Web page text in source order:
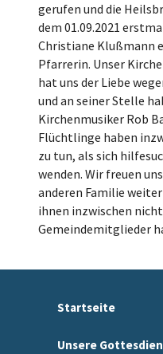
gerufen und die
dem 01.09.2021
Christiane Klußmann
Pfarrerin. Unser
hat uns der Liebe
und an seiner Stelle
Kirchenmusiker Rob
Flüchtlinge haben
zu tun, als sich
wenden. Wir freuen
anderen Familie
ihnen inzwischen
Gemeindemitglieder
Startseite
Unsere